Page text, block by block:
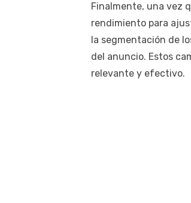
Finalmente, una vez
rendimiento para
la segmentación de
del anuncio. Estos
relevante y efectivo.